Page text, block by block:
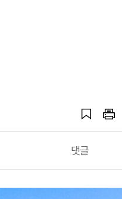
댓글